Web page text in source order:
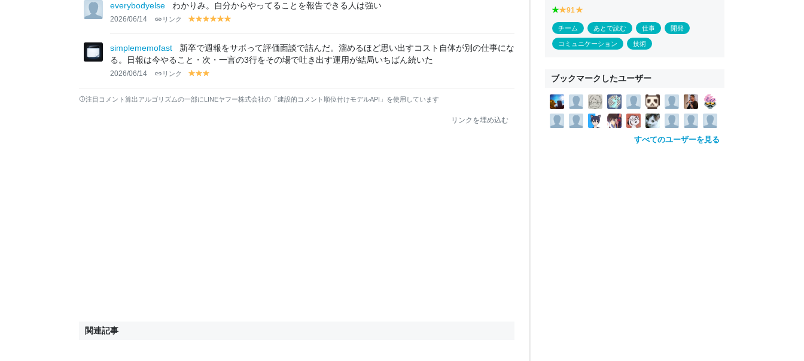
everybodyelse わかりみ。自分からやってることを報告できる人は強い
2026/06/14 リンク
y
lo
w
y
lo
y
lo
w
y
lo
y
lolo
w
simplememofast
新卒で週報をサボって評価面談で詰んだ。溜めるほど思い出すコスト自体が別の仕事にな
る。日報は今やること・次・一言の3行をその場で吐き出す運用が結局いちばん続いた
2026/06/14 リンク
y
lo
y
lolo
注目コメント算出アルゴリズムの一部にLINEヤフー株式会社の「建設的コメント順位付けモデルAPI」を使用しています
リンクを埋め込む
関連記事
g
r
e
e
y
e
ll
o
91
e
ll
o
チーム あとで読む 仕事 開発
コミュニケーション 技術
ブックマークしたユーザー
すべてのユーザーを見る